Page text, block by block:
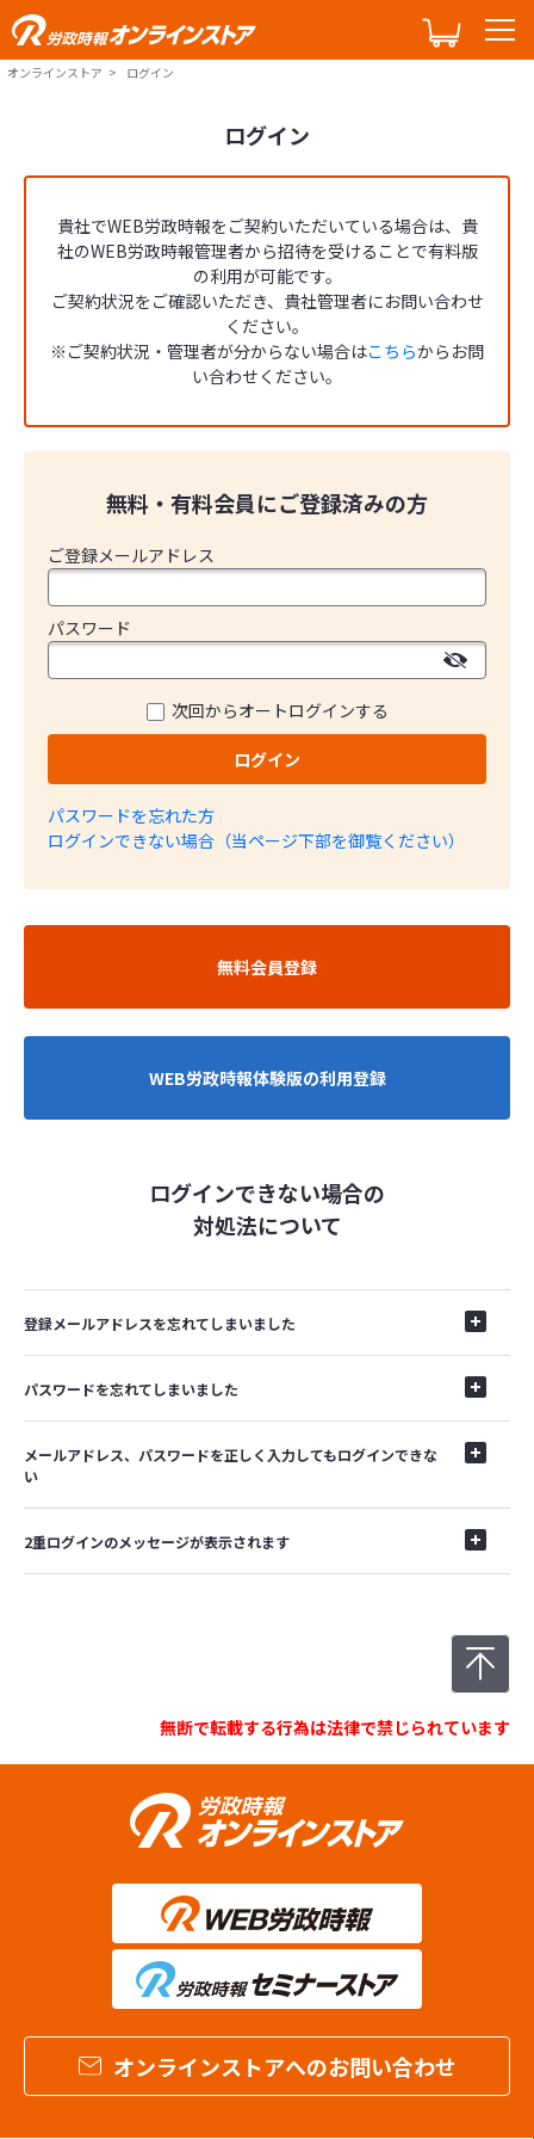
オンラインストア ログイン
ログイン
貴社でWEB労政時報をご契約いただいている場合は、貴
社のWEB労政時報管理者から招待を受けることで有料版
の利用が可能です。
ご契約状況をご確認いただき、貴社管理者にお問い合わせ
ください。
※ご契約状況・管理者が分からない場合はこちらからお問
い合わせください。
無料・有料会員にご登録済みの方
ご登録メールアドレス
パスワード
次回からオートログインする
ログイン
パスワードを忘れた方
ログインできない場合（当ページ下部を御覧ください）
無料会員登録
WEB労政時報体験版の利用登録
ログインできない場合の
対処法について
登録メールアドレスを忘れてしまいました
パスワードを忘れてしまいました
メールアドレス、パスワードを正しく入力してもログインできな
い
2重ログインのメッセージが表示されます
無断で転載する行為は法律で禁じられています
オンラインストアへのお問い合わせ